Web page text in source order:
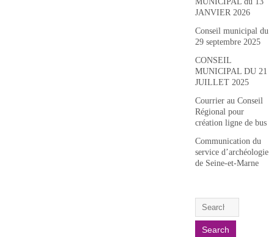
JANVIER 2026
Conseil municipal du
29 septembre 2025
CONSEIL
MUNICIPAL DU 21
JUILLET 2025
Courrier au Conseil
Régional pour
création ligne de bus
Communication du
service d’archéologie
de Seine-et-Marne